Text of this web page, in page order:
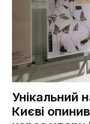
Унікальний
Києві